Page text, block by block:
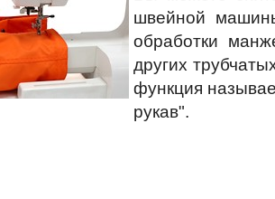
швейной
обработки
других
функция
рукав".